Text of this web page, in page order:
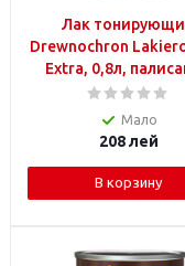
Лак
Drewnochron
Extra, 0,8л,
Мало
208лей
В корзину